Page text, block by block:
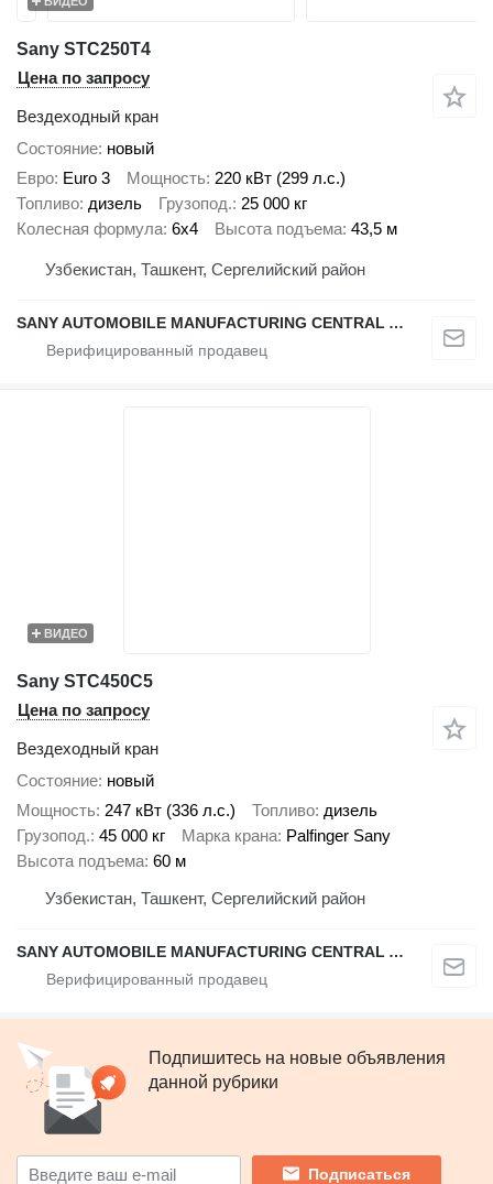
Sany STC250T4
Цена по запросу
Вездеходный кран
Состояние новый
Евро Euro 3 Мощность 220 кВт (299 л.с.)
Топливо дизель Грузопод. 25 000 кг
Колесная формула 6x4 Высота подъема 43,5 м
Узбекистан, Ташкент, Сергелийский район
SANY AUTOMOBILE MANUFACTURING CENTRAL ASIA
ВИДЕО
Sany STC450C5
Цена по запросу
Вездеходный кран
Состояние новый
Мощность 247 кВт (336 л.с.) Топливо дизель
Грузопод. 45 000 кг Марка крана Palfinger Sany
Высота подъема 60 м
Узбекистан, Ташкент, Сергелийский район
SANY AUTOMOBILE MANUFACTURING CENTRAL ASIA
Подпишитесь на новые объявления
данной рубрики
Подписаться